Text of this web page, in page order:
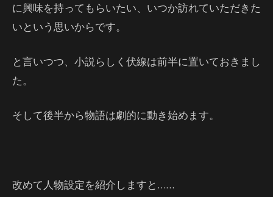
に興味を持ってもらいたい、いつか訪れていただきた
いという思いからです。
と言いつつ、小説らしく伏線は前半に置いておきまし
た。
そして後半から物語は劇的に動き始めます。
改めて人物設定を紹介しますと……